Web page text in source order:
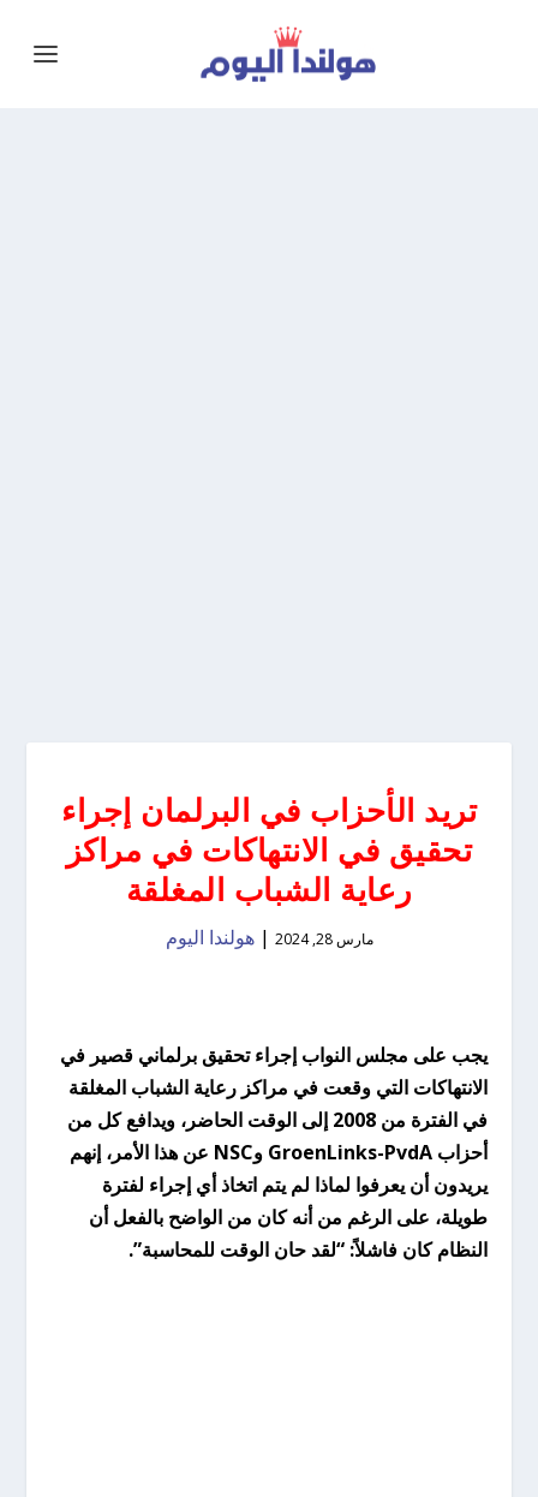
تريد الأحزاب في البرلمان إجراء
تحقيق في الانتهاكات في مراكز
رعاية الشباب المغلقة
مارس 28, 2024 |هولندا اليوم
يجب على مجلس النواب إجراء تحقيق برلماني قصير في
الانتهاكات التي وقعت في مراكز رعاية الشباب المغلقة
في الفترة من 2008 إلى الوقت الحاضر، ويدافع كل من
أحزاب GroenLinks-PvdA وNSC عن هذا الأمر، إنهم
يريدون أن يعرفوا لماذا لم يتم اتخاذ أي إجراء لفترة
طويلة، على الرغم من أنه كان من الواضح بالفعل أن
النظام كان فاشلاً: “لقد حان الوقت للمحاسبة”.